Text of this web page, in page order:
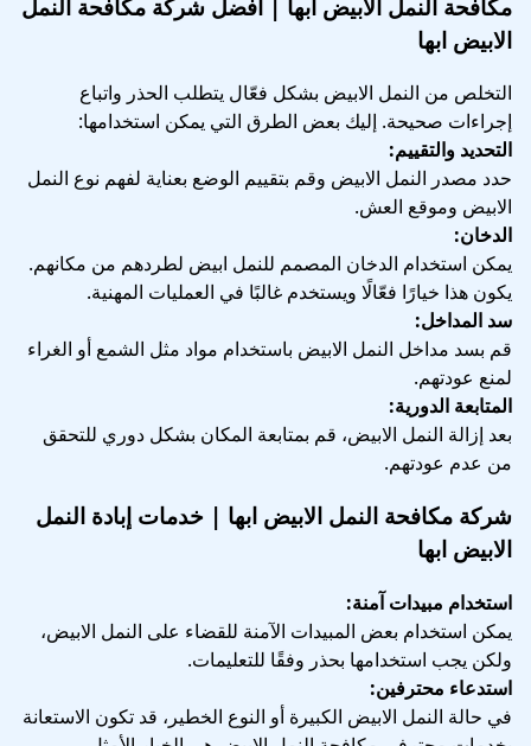
مكافحة النمل الابيض ابها | أفضل شركة مكافحة النمل
الابيض ابها
التخلص من النمل الابيض بشكل فعّال يتطلب الحذر واتباع
إجراءات صحيحة. إليك بعض الطرق التي يمكن استخدامها:
التحديد والتقييم:
حدد مصدر النمل الابيض وقم بتقييم الوضع بعناية لفهم نوع النمل
الابيض وموقع العش.
الدخان:
يمكن استخدام الدخان المصمم للنمل ابيض لطردهم من مكانهم.
يكون هذا خيارًا فعّالًا ويستخدم غالبًا في العمليات المهنية.
سد المداخل:
قم بسد مداخل النمل الابيض باستخدام مواد مثل الشمع أو الغراء
لمنع عودتهم.
المتابعة الدورية:
بعد إزالة النمل الابيض، قم بمتابعة المكان بشكل دوري للتحقق
من عدم عودتهم.
شركة مكافحة النمل الابيض ابها | خدمات إبادة النمل
الابيض ابها
استخدام مبيدات آمنة:
يمكن استخدام بعض المبيدات الآمنة للقضاء على النمل الابيض،
ولكن يجب استخدامها بحذر وفقًا للتعليمات.
استدعاء محترفين:
في حالة النمل الابيض الكبيرة أو النوع الخطير، قد تكون الاستعانة